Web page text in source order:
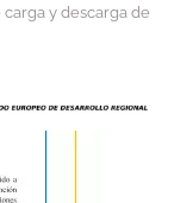
y descarga de